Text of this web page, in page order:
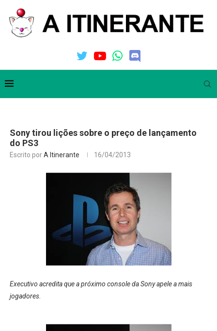
Sony tirou lições sobre o preço de lançamento
do PS3
Escrito porA Itinerante 16/04/2013
Executivo acredita que a próximo console da Sony apele a mais
jogadores.